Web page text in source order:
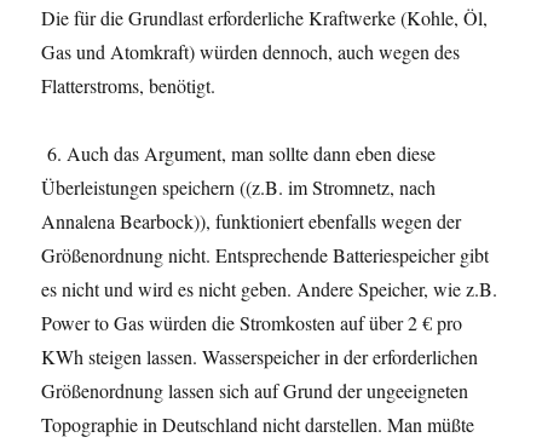
Die für die Grundlast erforderliche Kraftwerke (Kohle, Öl,
Gas und Atomkraft) würden dennoch, auch wegen des
Flatterstroms, benötigt.
6. Auch das Argument, man sollte dann eben diese
Überleistungen speichern ((z.B. im Stromnetz, nach
Annalena Bearbock)), funktioniert ebenfalls wegen der
Größenordnung nicht. Entsprechende Batteriespeicher gibt
es nicht und wird es nicht geben. Andere Speicher, wie z.B.
Power to Gas würden die Stromkosten auf über 2 € pro
KWh steigen lassen. Wasserspeicher in der erforderlichen
Größenordnung lassen sich auf Grund der ungeeigneten
Topographie in Deutschland nicht darstellen. Man müßte